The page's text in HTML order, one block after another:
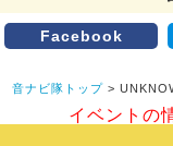
Facebook
音ナビ隊トップ >
イベントの